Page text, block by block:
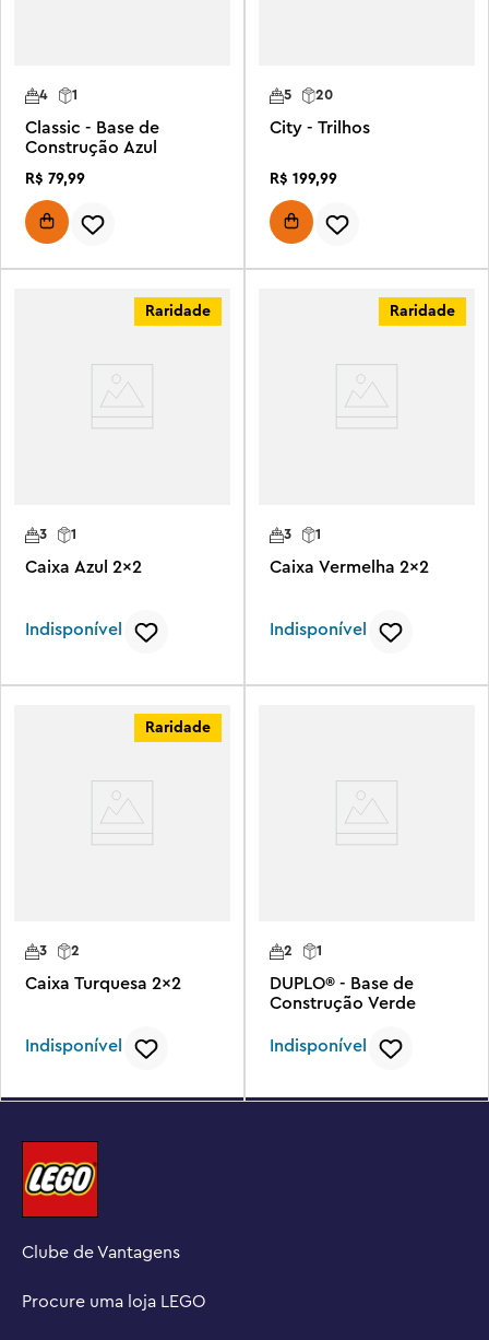
1
4
Classic - Base de
Construção Azul
R$ 79,99
5 20
City - Trilhos
R$ 199,99
Raridade
1
3
Caixa Azul 2x2
Indisponível
Raridade
1
3
Caixa Vermelha 2x2
Indisponível
Raridade
3 2
Caixa Turquesa 2x2
Indisponível
1
2
DUPLO® - Base de
Construção Verde
Indisponível
Clube de Vantagens
Procure uma loja LEGO